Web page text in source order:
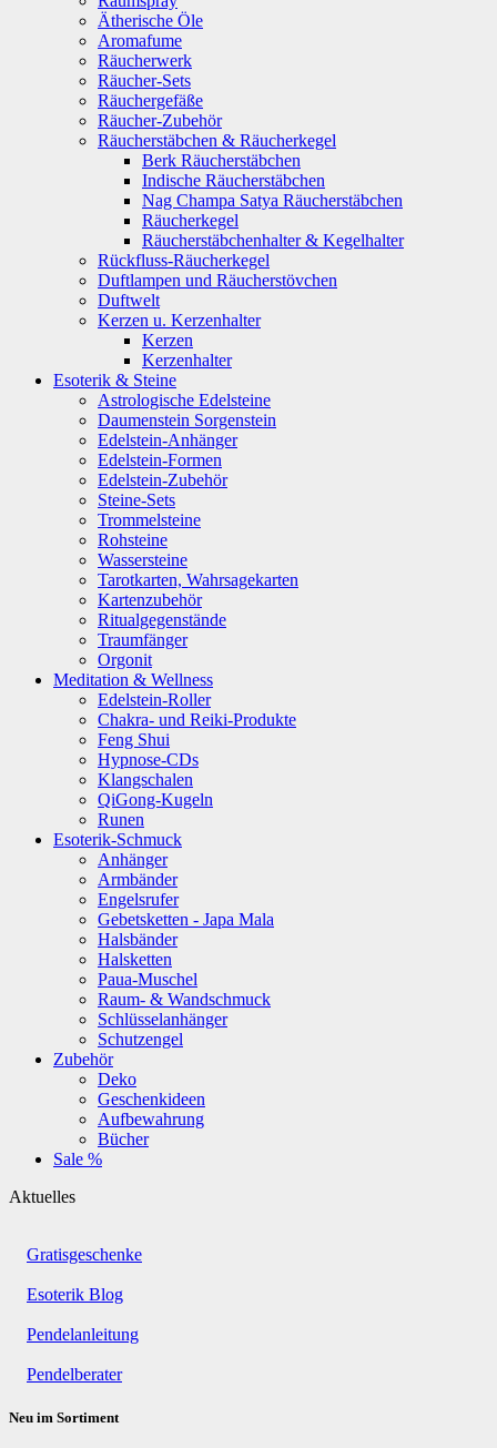
Ätherische Öle
Aromafume
Räucherwerk
Räucher-Sets
Räuchergefäße
Räucher-Zubehör
Räucherstäbchen & Räucherkegel
Berk Räucherstäbchen
Indische Räucherstäbchen
Nag Champa Satya Räucherstäbchen
Räucherkegel
Räucherstäbchenhalter & Kegelhalter
Rückfluss-Räucherkegel
Duftlampen und Räucherstövchen
Duftwelt
Kerzen u. Kerzenhalter
Kerzen
Kerzenhalter
Esoterik & Steine
Astrologische Edelsteine
Daumenstein Sorgenstein
Edelstein-Anhänger
Edelstein-Formen
Edelstein-Zubehör
Steine-Sets
Trommelsteine
Rohsteine
Wassersteine
Tarotkarten, Wahrsagekarten
Kartenzubehör
Ritualgegenstände
Traumfänger
Orgonit
Meditation & Wellness
Edelstein-Roller
Chakra- und Reiki-Produkte
Feng Shui
Hypnose-CDs
Klangschalen
QiGong-Kugeln
Runen
Esoterik-Schmuck
Anhänger
Armbänder
Engelsrufer
Gebetsketten - Japa Mala
Halsbänder
Halsketten
Paua-Muschel
Raum- & Wandschmuck
Schlüsselanhänger
Schutzengel
Zubehör
Deko
Geschenkideen
Aufbewahrung
Bücher
Sale %
Aktuelles
Gratisgeschenke
Esoterik Blog
Pendelanleitung
Pendelberater
Neu im Sortiment